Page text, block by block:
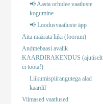
📢 Aasta orhidee vaatluste
kogumine
📢 Loodusvaatluste äpp
Aita määrata liiki (foorum)
Andmebaasi avalik
KAARDIRAKENDUS (ajutiselt
ei tööta!)
Liikumispiirangutega alad
kaardil
Viimased vaatlused